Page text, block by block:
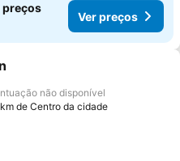
preços
Ver preços
aos favoritos
não disponível
de Centro da cidade